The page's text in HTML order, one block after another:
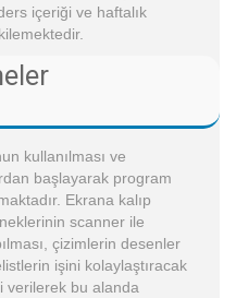
içeriği ve haftalık
kullanılması ve
başlayarak program
Ekrana kalıp
scanner ile
çizimlerin desenler
işini kolaylaştıracak
verilerek bu alanda